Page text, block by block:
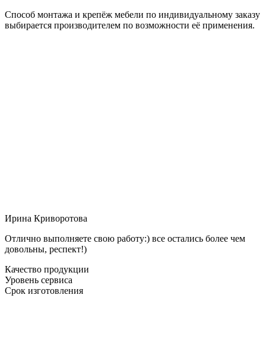
Способ монтажа и крепёж мебели по индивидуальному заказу
выбирается производителем по возможности её применения.
Ирина Криворотова
Отлично выполняете свою работу:) все остались более чем
довольны, респект!)
Качество продукции
Уровень сервиса
Срок изготовления